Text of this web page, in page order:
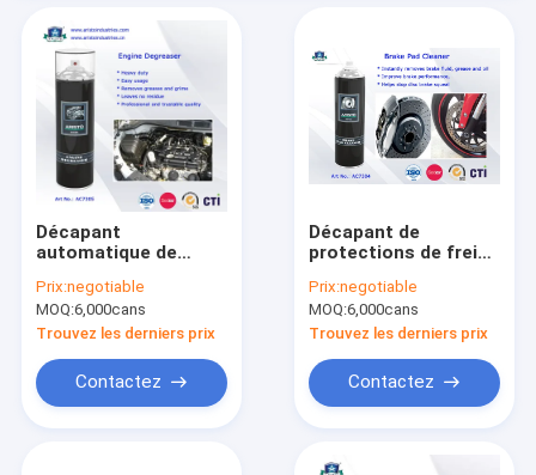
Décapant
automatique de
nettoyage de voiture
de produits de
soin/jet extérieur
500ml décapant de
moteur
Prix:negotiable
MOQ:6,000cans
Trouvez les derniers prix
Contactez
Décapant de
protections de frein
détergent de
l'électronique bon
sans résidu
Prix:negotiable
MOQ:6,000cans
Trouvez les derniers prix
Contactez